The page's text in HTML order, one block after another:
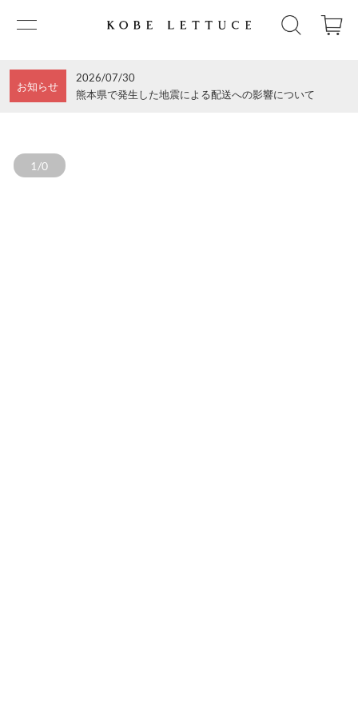
お知らせ
2026/07/30
熊本県で発生した地震による配送への影響について
1/0